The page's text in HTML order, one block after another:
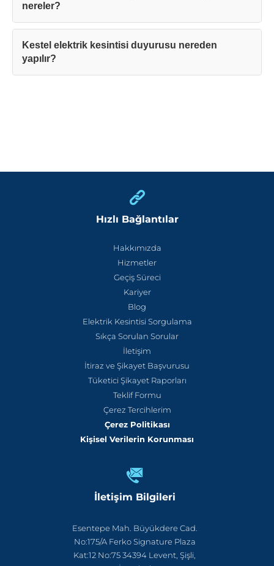
nereler?
Kestel elektrik kesintisi duyurusu nereden
yapılır?
Hızlı Bağlantılar
Hakkımızda
Hizmetler
Geçiş Süreci
Kariyer
Blog
Elektrik Kesintisi Sorgulama
Sıkça Sorulan Sorular
İletişim
İtiraz ve Şikayet Başvurusu
Tüketici Şikayet Raporları
Teklif Formu
Çerez Tercihlerim
Çerez Politikası
Kişisel Verilerin Korunması
İletişim Bilgileri
Esentepe Mah. Büyükdere Cad.
No:175/A Ferko Signature Plaza
Kat:12 No:75 34394 Levent, Şişli,